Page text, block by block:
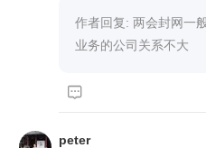
作者回复: 两会封网一
业务的公司关系不大

peter